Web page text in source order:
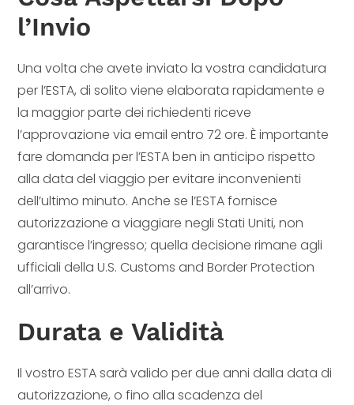
l’Invio
Una volta che avete inviato la vostra candidatura
per l’ESTA, di solito viene elaborata rapidamente e
la maggior parte dei richiedenti riceve
l’approvazione via email entro 72 ore. È importante
fare domanda per l’ESTA ben in anticipo rispetto
alla data del viaggio per evitare inconvenienti
dell’ultimo minuto. Anche se l’ESTA fornisce
autorizzazione a viaggiare negli Stati Uniti, non
garantisce l’ingresso; quella decisione rimane agli
ufficiali della U.S. Customs and Border Protection
all’arrivo.
Durata e Validità
Il vostro ESTA sarà valido per due anni dalla data di
autorizzazione, o fino alla scadenza del